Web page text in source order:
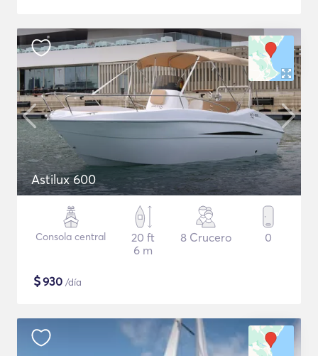
Astilux 600
Consola central
20 ft
6 m
8 Crucero 0
$930 /día